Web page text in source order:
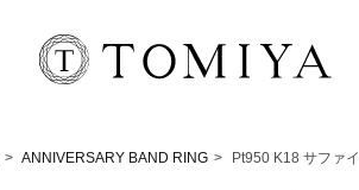
ANNIVERSARY BAND RING Pt950 K18 サファ